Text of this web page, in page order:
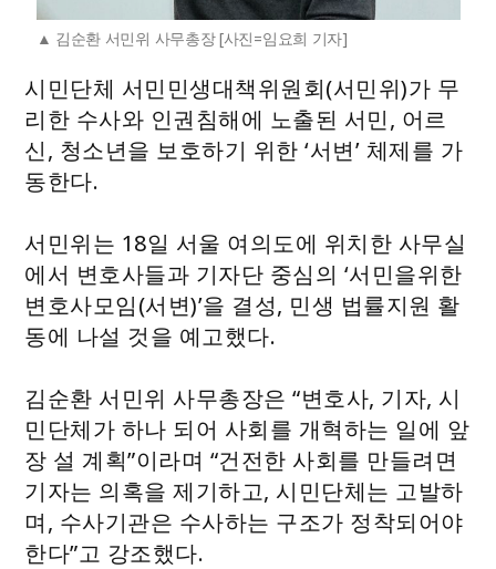
김순환 서민위 사무총장 [사진=임요희 기자]
시민단체 서민민생대책위원회(서민위)가 무
리한 수사와 인권침해에 노출된 서민, 어르
신, 청소년을 보호하기 위한 ‘서변’ 체제를 가
동한다.
서민위는 18일 서울 여의도에 위치한 사무실
에서 변호사들과 기자단 중심의 ‘서민을위한
변호사모임(서변)’을 결성, 민생 법률지원 활
동에 나설 것을 예고했다.
김순환 서민위 사무총장은 “변호사, 기자, 시
민단체가 하나 되어 사회를 개혁하는 일에 앞
장 설 계획”이라며 “건전한 사회를 만들려면
기자는 의혹을 제기하고, 시민단체는 고발하
며, 수사기관은 수사하는 구조가 정착되어야
한다”고 강조했다.